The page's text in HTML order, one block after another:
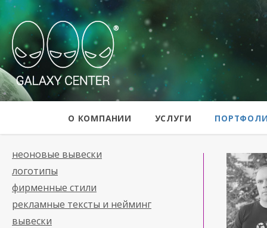
Galaxy Center
О КОМПАНИИ УСЛУГИ
неоновые вывески
логотипы
фирменные стили
рекламные тексты и нейминг
вывески